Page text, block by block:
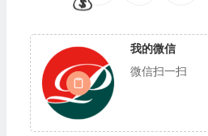
我的微信
微信扫一扫